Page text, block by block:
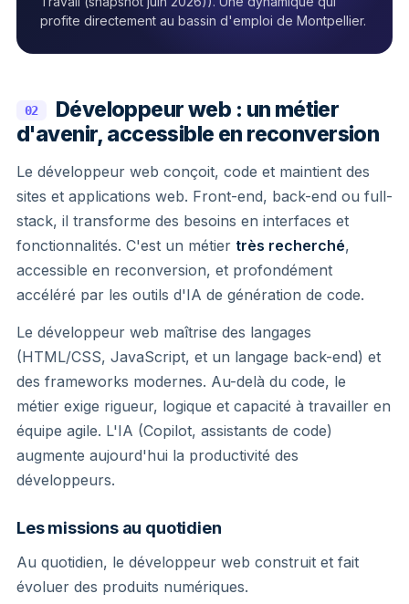
profite directement au bassin d'emploi de Montpellier.
02
Développeur web : un métier
d'avenir, accessible en reconversion
Le développeur web conçoit, code et maintient des
sites et applications web. Front-end, back-end ou full-
stack, il transforme des besoins en interfaces et
fonctionnalités. C'est un métier très recherché,
accessible en reconversion, et profondément
accéléré par les outils d'IA de génération de code.
Le développeur web maîtrise des langages
(HTML/CSS, JavaScript, et un langage back-end) et
des frameworks modernes. Au-delà du code, le
métier exige rigueur, logique et capacité à travailler en
équipe agile. L'IA (Copilot, assistants de code)
augmente aujourd'hui la productivité des
développeurs.
Les missions au quotidien
Au quotidien, le développeur web construit et fait
évoluer des produits numériques.